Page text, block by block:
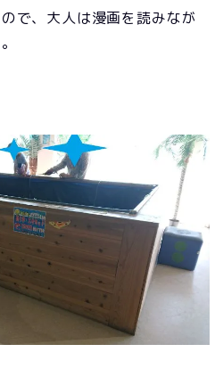
で、大人は漫画を読みなが